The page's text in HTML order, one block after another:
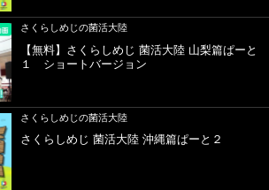
さくらしめじの菌活大陸
【無料】さくらしめじ 菌活大陸 山梨篇ぱーと
１ ショートバージョン
さくらしめじの菌活大陸
さくらしめじ 菌活大陸 沖縄篇ぱーと２